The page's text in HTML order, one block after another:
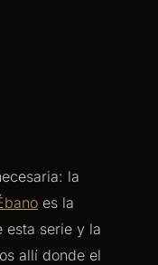
la
es la
esta serie y la
allí donde el